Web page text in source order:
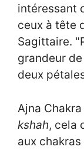
intéressant
ceux à tête
Sagittaire.
grandeur
deux
Ajna
kshah, cela
aux